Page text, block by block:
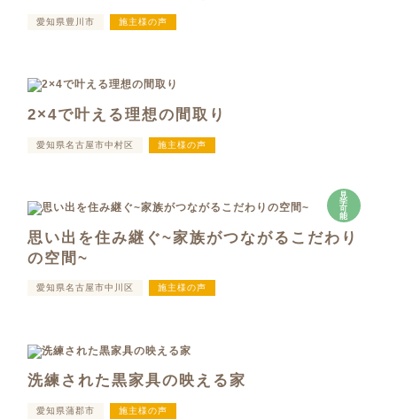
愛知県豊川市 施主様の声
2×4で叶える理想の間取り
愛知県名古屋市中村区 施主様の声
見
学
可
能
思い出を住み継ぐ~家族がつながるこだわり
の空間~
愛知県名古屋市中川区 施主様の声
洗練された黒家具の映える家
愛知県蒲郡市 施主様の声